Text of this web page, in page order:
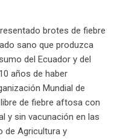
brotes de fiebre
sano que produzca
del Ecuador y del
años de haber
Mundial de
de fiebre aftosa con
y sin vacunación en las
de Agricultura y